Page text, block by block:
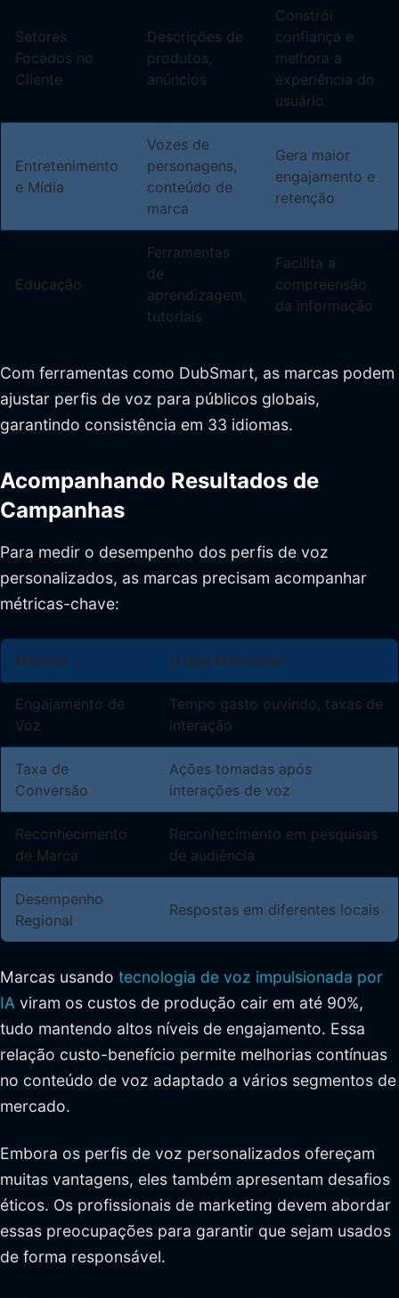
Setores
Focados no
Cliente
Descrições de
produtos,
anúncios
Constrói
confiança e
melhora a
experiência do
usuário
Entretenimento
e Mídia
Vozes de
personagens,
conteúdo de
marca
Gera maior
engajamento e
retenção
Educação
Ferramentas
de
aprendizagem,
tutoriais
Facilita a
compreensão
da informação
Com ferramentas como DubSmart, as marcas podem
ajustar perfis de voz para públicos globais,
garantindo consistência em 33 idiomas.
Acompanhando Resultados de
Campanhas
Para medir o desempenho dos perfis de voz
personalizados, as marcas precisam acompanhar
métricas-chave:
Métrica O Que Monitorar
Engajamento de
Voz
Tempo gasto ouvindo, taxas de
interação
Taxa de
Conversão
Ações tomadas após
interações de voz
Reconhecimento
de Marca
Reconhecimento em pesquisas
de audiência
Desempenho
Regional
Respostas em diferentes locais
Marcas usando tecnologia de voz impulsionada por
IA viram os custos de produção cair em até 90%,
tudo mantendo altos níveis de engajamento. Essa
relação custo-benefício permite melhorias contínuas
no conteúdo de voz adaptado a vários segmentos de
mercado.
Embora os perfis de voz personalizados ofereçam
muitas vantagens, eles também apresentam desafios
éticos. Os profissionais de marketing devem abordar
essas preocupações para garantir que sejam usados
de forma responsável.